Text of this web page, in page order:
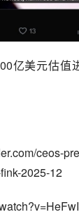
亿美元估值
ceos-
2025-12